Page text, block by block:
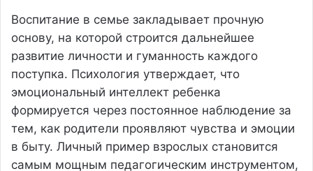
Воспитание в семье закладывает прочную
основу, на которой строится дальнейшее
развитие личности и гуманность каждого
поступка. Психология утверждает, что
эмоциональный интеллект ребенка
формируется через постоянное наблюдение за
тем, как родители проявляют чувства и эмоции
в быту. Личный пример взрослых становится
самым мощным педагогическим инструментом,